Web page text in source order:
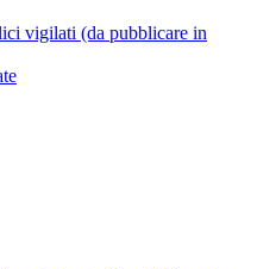
vigilati (da pubblicare in